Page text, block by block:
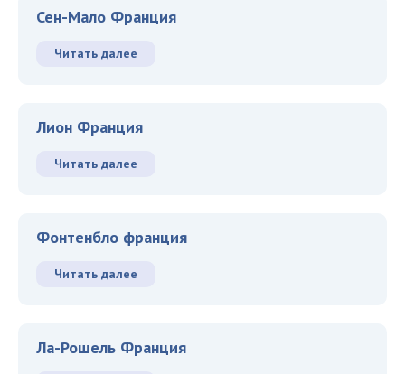
Сен-Мало Франция
Читать далее
Лион Франция
Читать далее
Фонтенбло франция
Читать далее
Ла-Рошель Франция